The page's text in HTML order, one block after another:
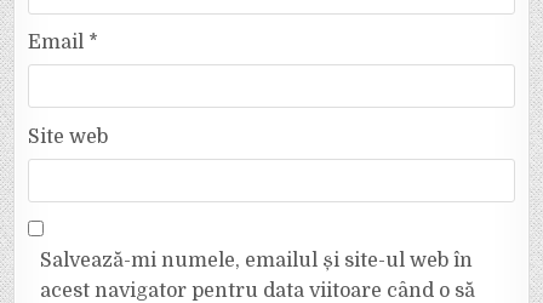
Email *
Site web
Salvează-mi numele, emailul și site-ul web în
acest navigator pentru data viitoare când o să